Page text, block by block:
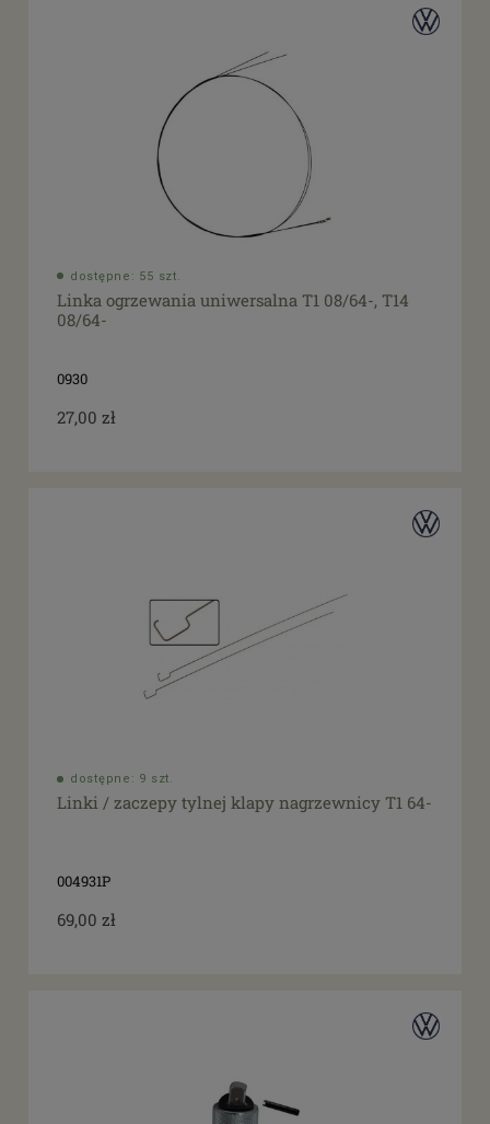
dostępne: 55 szt.
Linka ogrzewania uniwersalna T1 08/64-, T14
08/64-
0930
27,00 zł
dostępne: 9 szt.
Linki / zaczepy tylnej klapy nagrzewnicy T1 64-
004931P
69,00 zł